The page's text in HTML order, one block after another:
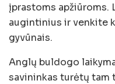
įprastoms apžiūroms.
augintinius ir venkite
gyvūnais.
Anglų buldogo
savininkas turėtų tam